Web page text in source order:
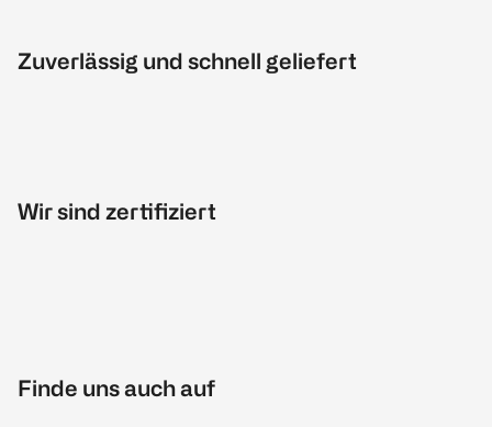
Zuverlässig und schnell geliefert
Wir sind zertifiziert
Finde uns auch auf